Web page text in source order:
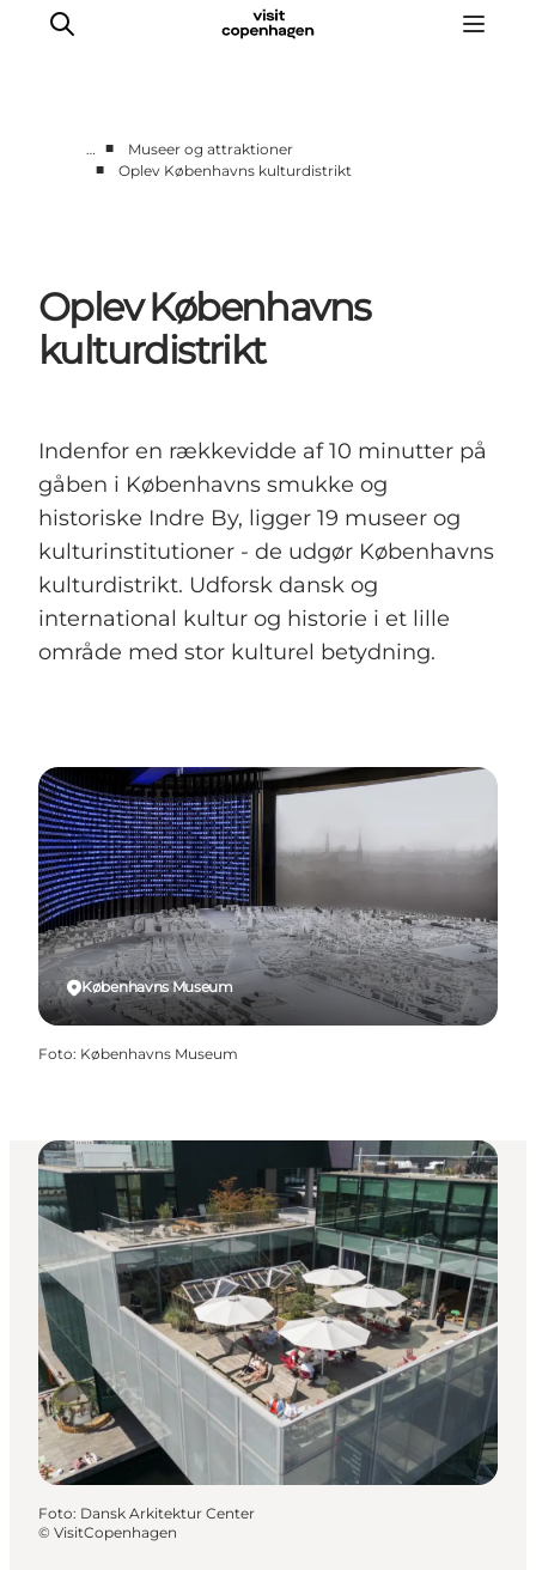
Områder
Planlæg din tur
CopenPay
… ■
Museer og attraktioner
■
Oplev Københavns kulturdistrikt
Oplev Københavns
kulturdistrikt
Indenfor en rækkevidde af 10 minutter på
gåben i Københavns smukke og
historiske Indre By, ligger 19 museer og
kulturinstitutioner - de udgør Københavns
kulturdistrikt. Udforsk dansk og
international kultur og historie i et lille
område med stor kulturel betydning.
Københavns Museum
Foto: Københavns Museum
Foto: Dansk Arkitektur Center
© VisitCopenhagen